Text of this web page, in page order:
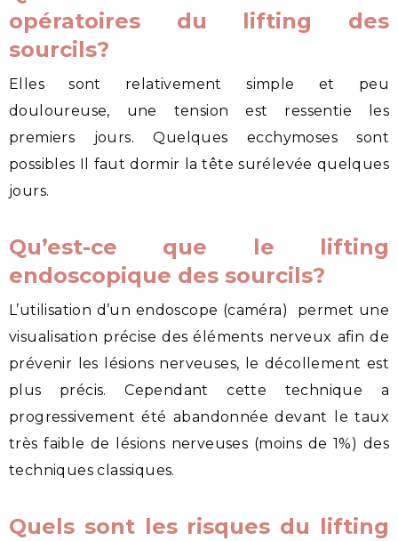
opératoires du lifting des
sourcils?
Elles sont relativement simple et peu
douloureuse, une tension est ressentie les
premiers jours. Quelques ecchymoses sont
possibles Il faut dormir la tête surélevée quelques
jours.
Qu’est-ce que le lifting
endoscopique des sourcils?
L’utilisation d’un endoscope (caméra) permet une
visualisation précise des éléments nerveux afin de
prévenir les lésions nerveuses, le décollement est
plus précis. Cependant cette technique a
progressivement été abandonnée devant le taux
très faible de lésions nerveuses (moins de 1%) des
techniques classiques.
Quels sont les risques du lifting